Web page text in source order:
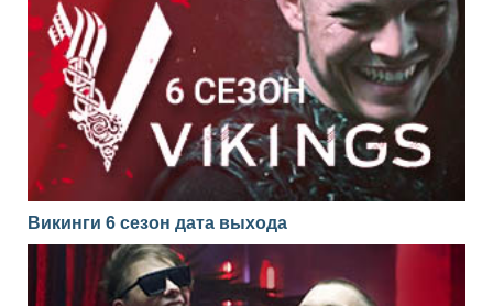
Викинги 6 сезон дата выхода